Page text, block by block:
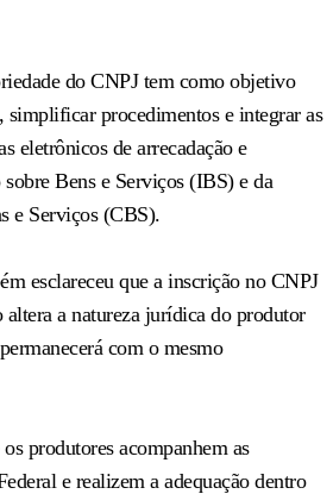
do CNPJ tem como objetivo
simplificar procedimentos e integrar as
eletrônicos de arrecadação e
Bens e Serviços (IBS) e da
e Serviços (CBS).
esclareceu que a inscrição no CNPJ
altera a natureza jurídica do produtor
com o mesmo
produtores acompanhem as
e realizem a adequação dentro